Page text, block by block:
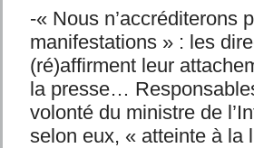
-« Nous n’accréditerons
manifestations » : les
(ré)affirment leur
la presse…
volonté du ministre de
selon eux, « atteinte à la